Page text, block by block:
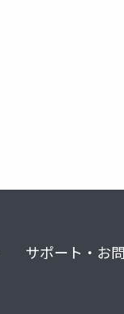
サポート・お